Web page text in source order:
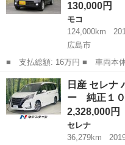
130,000円
モコ
124,000km
広島市
■ 支払総額: 16万円 ■ 車両本体価格： 130,000 円 ■ メーカー
名： 日産 ■ 車種名： モコ
車検令和９年７月２９日で
5D ■...
広島 広島市 モコ
日産 セレナ
ー 純正１
2,328,000円
セレナ
36,279km